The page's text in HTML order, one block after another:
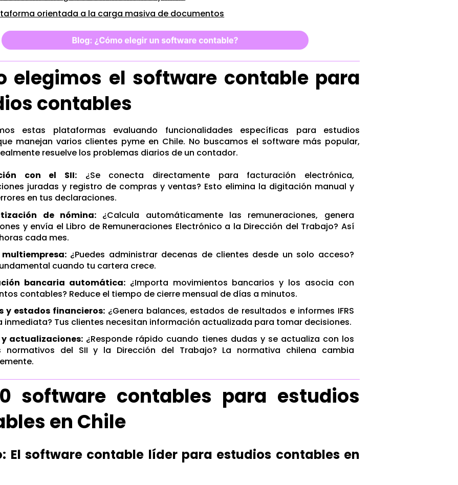
orientada a la carga masiva de documentos
elegimos el software contable para
contables
estas plataformas evaluando funcionalidades específicas para estudios
manejan varios clientes pyme en Chile. No buscamos el software más popular,
resuelve los problemas diarios de un contador.
con el SII: ¿Se conecta directamente para facturación electrónica,
juradas y registro de compras y ventas? Esto elimina la digitación manual y
en tus declaraciones.
de nómina:¿Calcula automáticamente las remuneraciones, genera
y envía el Libro de Remuneraciones Electrónico a la Dirección del Trabajo? Así
cada mes.
¿Puedes administrar decenas de clientes desde un solo acceso?
cuando tu cartera crece.
bancaria automática:¿Importa movimientos bancarios y los asocia con
contables? Reduce el tiempo de cierre mensual de días a minutos.
y estados financieros:¿Genera balances, estados de resultados e informes IFRS
inmediata? Tus clientes necesitan información actualizada para tomar decisiones.
y actualizaciones: ¿Responde rápido cuando tienes dudas y se actualiza con los
normativos del SII y la Dirección del Trabajo? La normativa chilena cambia
software contables para estudios
en Chile
El software contable líder para estudios contables en